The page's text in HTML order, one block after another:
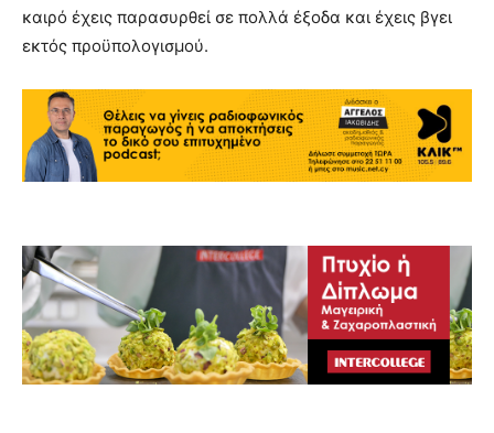
καιρό έχεις παρασυρθεί σε πολλά έξοδα και έχεις βγει
εκτός προϋπολογισμού.